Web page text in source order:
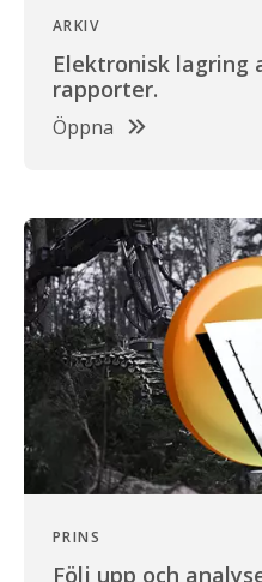
ARKIV
Elektronisk lagring
rapporter.
Öppna
PRINS
Följ upp och